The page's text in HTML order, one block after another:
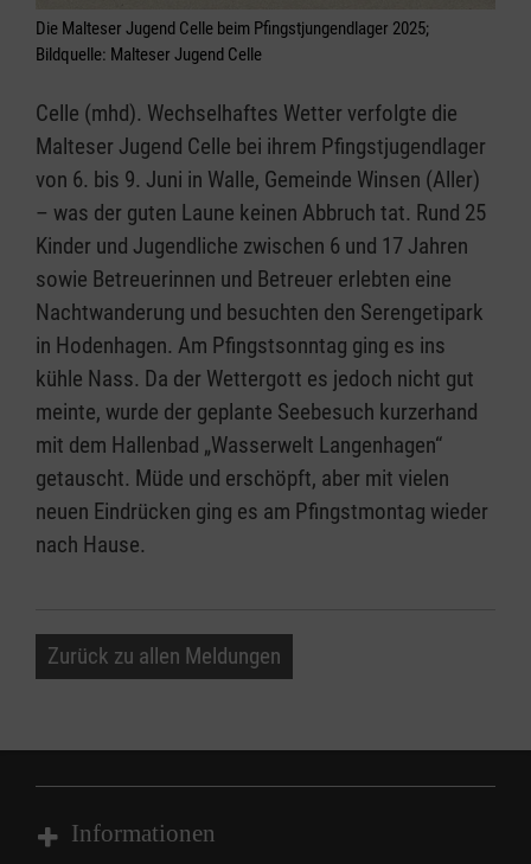
Die Malteser Jugend Celle beim Pfingstjungendlager 2025;
Bildquelle: Malteser Jugend Celle
Celle (mhd). Wechselhaftes Wetter verfolgte die
Malteser Jugend Celle bei ihrem Pfingstjugendlager
von 6. bis 9. Juni in Walle, Gemeinde Winsen (Aller)
– was der guten Laune keinen Abbruch tat. Rund 25
Kinder und Jugendliche zwischen 6 und 17 Jahren
sowie Betreuerinnen und Betreuer erlebten eine
Nachtwanderung und besuchten den Serengetipark
in Hodenhagen. Am Pfingstsonntag ging es ins
kühle Nass. Da der Wettergott es jedoch nicht gut
meinte, wurde der geplante Seebesuch kurzerhand
mit dem Hallenbad „Wasserwelt Langenhagen“
getauscht. Müde und erschöpft, aber mit vielen
neuen Eindrücken ging es am Pfingstmontag wieder
nach Hause.
Zurück zu allen Meldungen
Informationen